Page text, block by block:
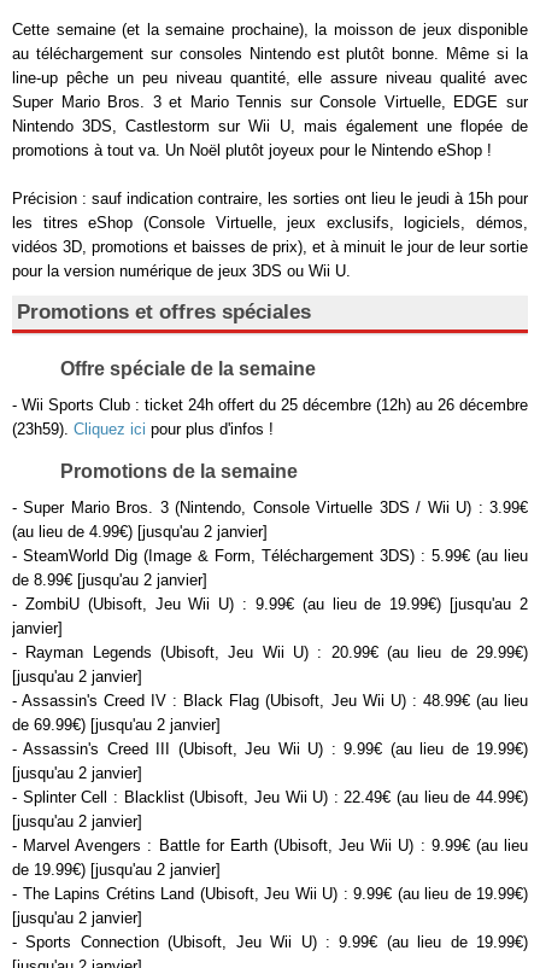
Cette semaine (et la semaine prochaine), la moisson de jeux disponible
au téléchargement sur consoles Nintendo est plutôt bonne. Même si la
line-up pêche un peu niveau quantité, elle assure niveau qualité avec
Super Mario Bros. 3 et Mario Tennis sur Console Virtuelle, EDGE sur
Nintendo 3DS, Castlestorm sur Wii U, mais également une flopée de
promotions à tout va. Un Noël plutôt joyeux pour le Nintendo eShop !
Précision : sauf indication contraire, les sorties ont lieu le jeudi à 15h pour
les titres eShop (Console Virtuelle, jeux exclusifs, logiciels, démos,
vidéos 3D, promotions et baisses de prix), et à minuit le jour de leur sortie
pour la version numérique de jeux 3DS ou Wii U.
Promotions et offres spéciales
Offre spéciale de la semaine
- Wii Sports Club : ticket 24h offert du 25 décembre (12h) au 26 décembre
(23h59). Cliquez ici pour plus d'infos !
Promotions de la semaine
- Super Mario Bros. 3 (Nintendo, Console Virtuelle 3DS / Wii U) : 3.99€
(au lieu de 4.99€) [jusqu'au 2 janvier]
- SteamWorld Dig (Image & Form, Téléchargement 3DS) : 5.99€ (au lieu
de 8.99€ [jusqu'au 2 janvier]
- ZombiU (Ubisoft, Jeu Wii U) : 9.99€ (au lieu de 19.99€) [jusqu'au 2
janvier]
- Rayman Legends (Ubisoft, Jeu Wii U) : 20.99€ (au lieu de 29.99€)
[jusqu'au 2 janvier]
- Assassin's Creed IV : Black Flag (Ubisoft, Jeu Wii U) : 48.99€ (au lieu
de 69.99€) [jusqu'au 2 janvier]
- Assassin's Creed III (Ubisoft, Jeu Wii U) : 9.99€ (au lieu de 19.99€)
[jusqu'au 2 janvier]
- Splinter Cell : Blacklist (Ubisoft, Jeu Wii U) : 22.49€ (au lieu de 44.99€)
[jusqu'au 2 janvier]
- Marvel Avengers : Battle for Earth (Ubisoft, Jeu Wii U) : 9.99€ (au lieu
de 19.99€) [jusqu'au 2 janvier]
- The Lapins Crétins Land (Ubisoft, Jeu Wii U) : 9.99€ (au lieu de 19.99€)
[jusqu'au 2 janvier]
- Sports Connection (Ubisoft, Jeu Wii U) : 9.99€ (au lieu de 19.99€)